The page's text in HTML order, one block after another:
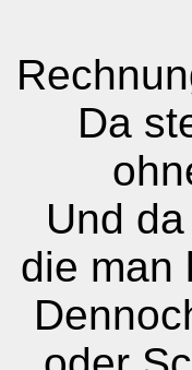
Da
Und
die man